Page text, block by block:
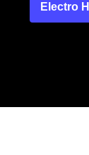
Electro